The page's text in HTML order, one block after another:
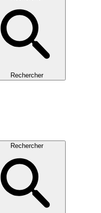
Rechercher
Rechercher